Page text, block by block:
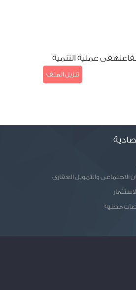
لتعزيز مشاركة الاطراف الفاعلهفى عملية التنمية
تنزيل الملف
الاجتماعى والتمويل العقارى
محلية